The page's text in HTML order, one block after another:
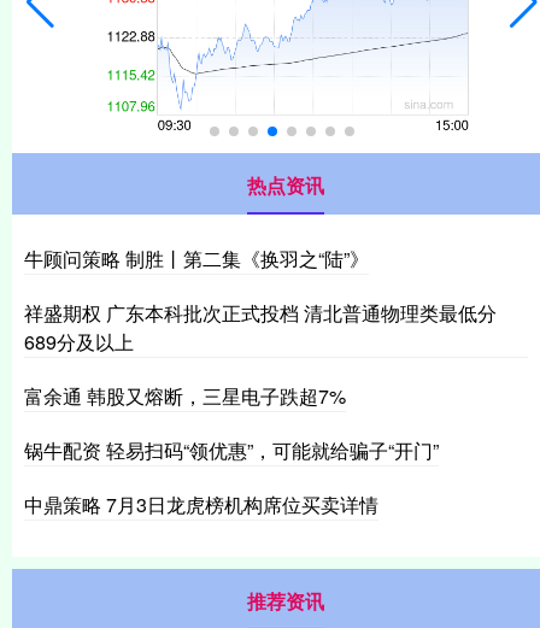
热点资讯
牛顾问策略 制胜丨第二集《换羽之“陆”》
祥盛期权 广东本科批次正式投档 清北普通物理类最低分
689分及以上
富余通 韩股又熔断，三星电子跌超7%
锅牛配资 轻易扫码“领优惠”，可能就给骗子“开门”
中鼎策略 7月3日龙虎榜机构席位买卖详情
推荐资讯